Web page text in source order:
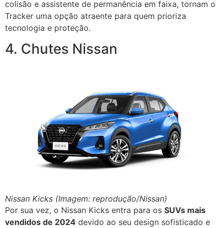
colisão e assistente de permanência em faixa, tornam o
Tracker uma opção atraente para quem prioriza
tecnologia e proteção.
4. Chutes Nissan
Nissan Kicks (Imagem: reprodução/Nissan)
Por sua vez, o Nissan Kicks entra para os SUVs mais
vendidos de 2024 devido ao seu design sofisticado e